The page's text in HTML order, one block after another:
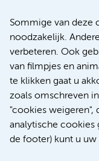
Sommige van deze
noodzakelijk.
verbeteren. Ook
van filmpjes en
te klikken gaat u
zoals omschreven
"cookies weigeren",
analytische cookies
de footer) kunt u
Nieuws
Research
Educatie locatie
Educatie locatie
Verwijzen &